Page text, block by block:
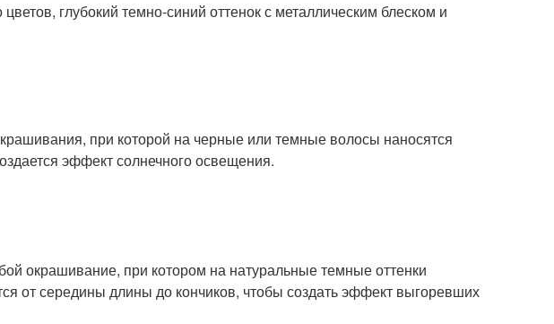
глубокий темно-синий оттенок с металлическим блеском и
при которой на черные или темные волосы наносятся
эффект солнечного освещения.
окрашивание, при котором на натуральные темные оттенки
от середины длины до кончиков, чтобы создать эффект выгоревших